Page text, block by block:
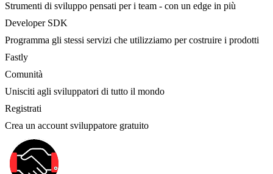
Strumenti di sviluppo pensati per i team - con un edge in più
Developer SDK
Programma gli stessi servizi che utilizziamo per costruire i prodotti
Fastly
Comunità
Unisciti agli sviluppatori di tutto il mondo
Registrati
Crea un account sviluppatore gratuito